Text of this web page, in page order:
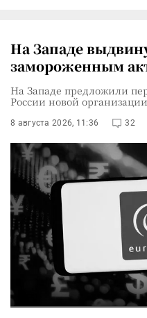
На Западе
замороженным
На Западе предложили
России новой
8 августа 2026, 11:36 32